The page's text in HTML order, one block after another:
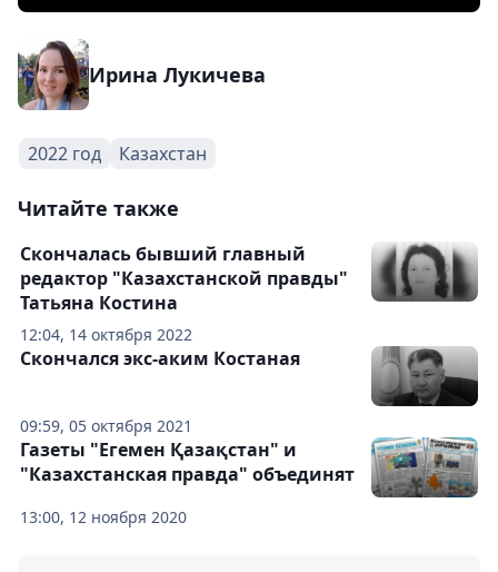
Ирина Лукичева
2022 год Казахстан
Читайте также
12:04, 14 октября 2022
Скончалась бывший главный
редактор "Казахстанской правды"
Татьяна Костина
09:59, 05 октября 2021
Скончался экс-аким Костаная
13:00, 12 ноября 2020
Газеты "Егемен Қазақстан" и
"Казахстанская правда" объединят